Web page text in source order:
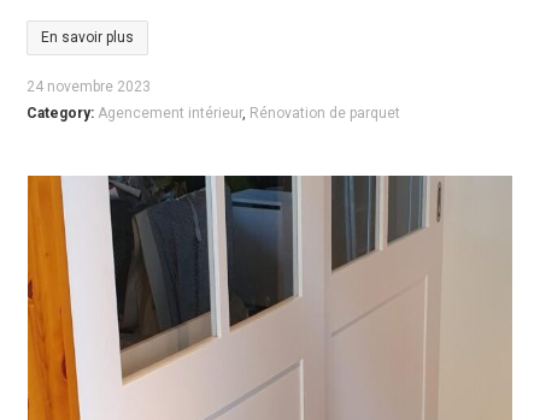
En savoir plus
24 novembre 2023
Category: Agencement intérieur, Rénovation de parquet